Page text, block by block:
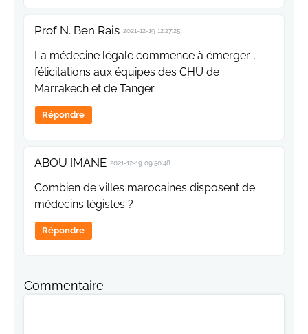
Prof N. Ben Rais 2021-12-19 12:27:25
La médecine légale commence à émerger ,
félicitations aux équipes des CHU de
Marrakech et de Tanger
Répondre
ABOU IMANE 2021-12-19 09:50:48
Combien de villes marocaines disposent de
médecins légistes ?
Répondre
Commentaire